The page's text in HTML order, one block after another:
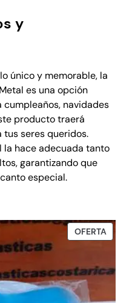
y
único y memorable, la
es una opción
navidades
producto traerá
tus seres queridos.
la hace adecuada tanto
garantizando que
especial.
OFERTA
EN